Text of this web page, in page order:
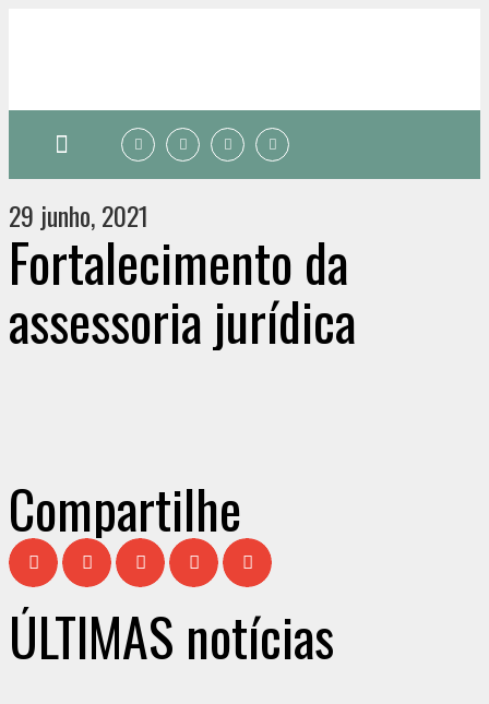
29 junho, 2021
Fortalecimento da
assessoria jurídica
Compartilhe
ÚLTIMAS notícias